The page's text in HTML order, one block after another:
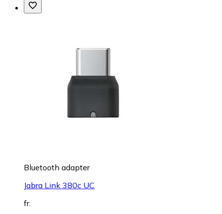
Bluetooth adapter
Jabra Link 380c UC
fr.